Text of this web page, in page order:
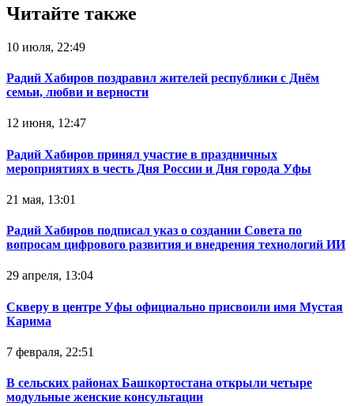
Читайте также
10 июля, 22:49
Радий Хабиров поздравил жителей республики с Днём
семьи, любви и верности
12 июня, 12:47
Радий Хабиров принял участие в праздничных
мероприятиях в честь Дня России и Дня города Уфы
21 мая, 13:01
Радий Хабиров подписал указ о создании Совета по
вопросам цифрового развития и внедрения технологий ИИ
29 апреля, 13:04
Скверу в центре Уфы официально присвоили имя Мустая
Карима
7 февраля, 22:51
В сельских районах Башкортостана открыли четыре
модульные женские консультации